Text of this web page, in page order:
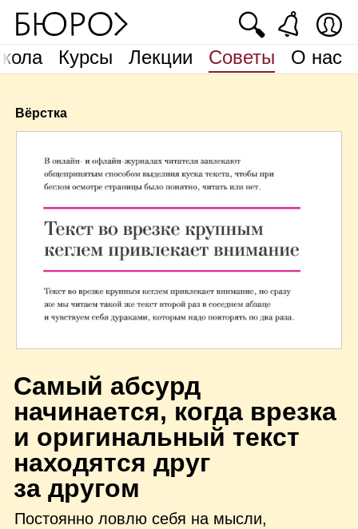
Курсы Лекции Советы О нас
🔍
Вёрстка
Самый абсурд
начинается, когда врезка
и оригинальный текст
находятся друг
за другом
Постоянно ловлю себя на мысли,